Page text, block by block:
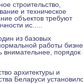
строительство,
и техническое
объектов требуют
ис
из базовых
работы
внимательнее, порядок
архитектуры и
Беларуси